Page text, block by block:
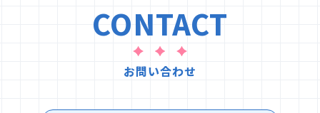
CONTACT
お問い合わせ